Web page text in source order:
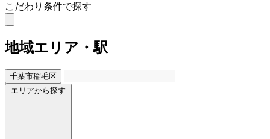
こだわり条件で探す
地域エリア・駅
千葉市稲毛区
エリアから探す